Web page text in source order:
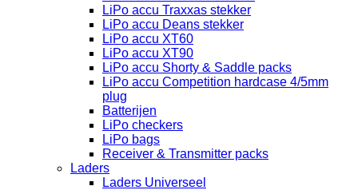
LiPo accu Traxxas stekker
LiPo accu Deans stekker
LiPo accu XT60
LiPo accu XT90
LiPo accu Shorty & Saddle packs
LiPo accu Competition hardcase 4/5mm
plug
Batterijen
LiPo checkers
LiPo bags
Receiver & Transmitter packs
Laders
Laders Universeel